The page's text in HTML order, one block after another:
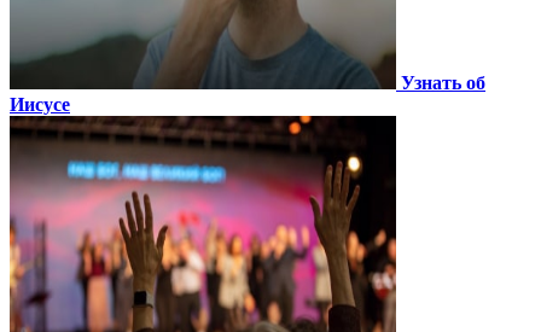
Узнать об
Иисусе